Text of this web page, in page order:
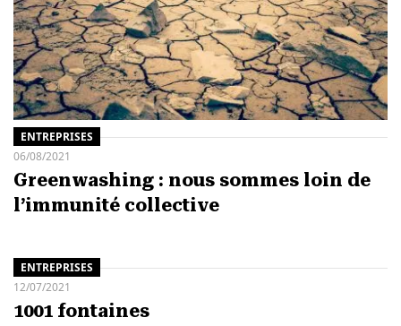
ENTREPRISES
06/08/2021
Greenwashing : nous sommes loin de
l’immunité collective
ENTREPRISES
12/07/2021
1001 fontaines